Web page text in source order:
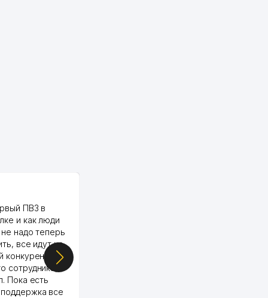
ПВЗ в
и как люди
надо теперь
все идут ко
конкуренции.
сотрудника,
Пока есть
все